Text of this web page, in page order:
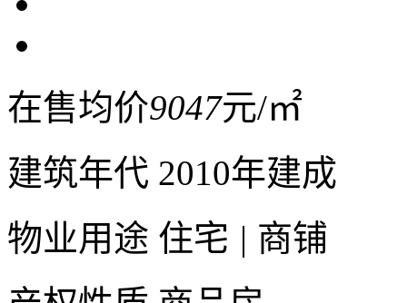
在售均价9047元/㎡
建筑年代 2010年建成
物业用途 住宅 | 商铺